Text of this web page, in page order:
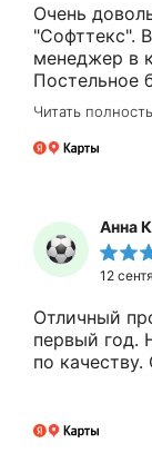
Очень
"Софттекс".
менеджер в
Постельное
на заказ.
100%
Читать
Анна
12
Отличный
первый год.
по качеству.